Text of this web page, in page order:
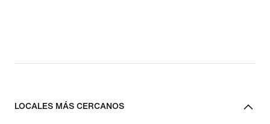
LOCALES MÁS CERCANOS